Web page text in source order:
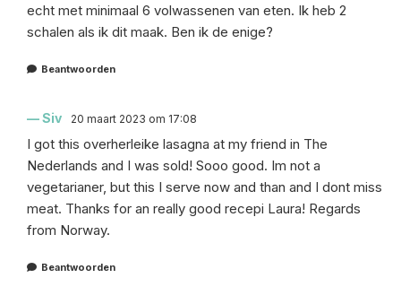
echt met minimaal 6 volwassenen van eten. Ik heb 2
schalen als ik dit maak. Ben ik de enige?
Beantwoorden
Siv 20 maart 2023 om 17:08
I got this overherleike lasagna at my friend in The
Nederlands and I was sold! Sooo good. Im not a
vegetarianer, but this I serve now and than and I dont miss
meat. Thanks for an really good recepi Laura! Regards
from Norway.
Beantwoorden